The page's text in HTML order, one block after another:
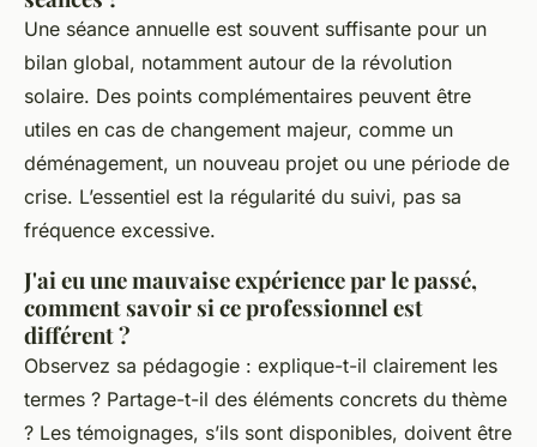
Une séance annuelle est souvent suffisante pour un
bilan global, notamment autour de la révolution
solaire. Des points complémentaires peuvent être
utiles en cas de changement majeur, comme un
déménagement, un nouveau projet ou une période de
crise. L’essentiel est la régularité du suivi, pas sa
fréquence excessive.
J'ai eu une mauvaise expérience par le passé,
comment savoir si ce professionnel est
différent ?
Observez sa pédagogie : explique-t-il clairement les
termes ? Partage-t-il des éléments concrets du thème
? Les témoignages, s’ils sont disponibles, doivent être